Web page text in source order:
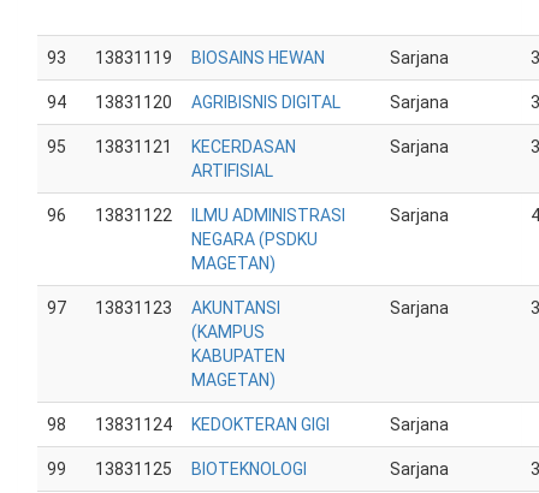
93 13831119 BIOSAINS HEWAN Sarjana
94 13831120 AGRIBISNIS DIGITAL Sarjana
95 13831121
KECERDASAN
ARTIFISIAL
Sarjana
96 13831122
ILMU ADMINISTRASI
NEGARA (PSDKU
MAGETAN)
Sarjana
97 13831123
AKUNTANSI
(KAMPUS
KABUPATEN
MAGETAN)
Sarjana
98 13831124 KEDOKTERAN GIGI Sarjana
99 13831125 BIOTEKNOLOGI Sarjana